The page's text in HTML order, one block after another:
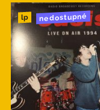
lp nedostupné